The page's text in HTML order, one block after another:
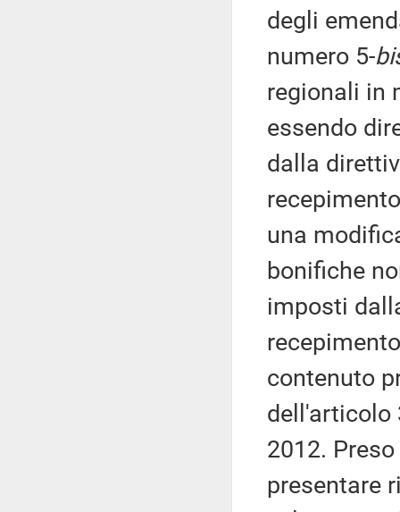
degli
numero 5-
regionali in
essendo
dalla
una
bonifiche
imposti
contenuto
dell'articolo
2012.
presentare